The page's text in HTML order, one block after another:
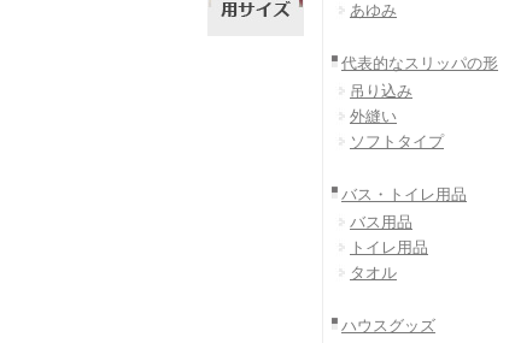
あゆみ
代表的なスリッパの形
吊り込み
外縫い
ソフトタイプ
バス・トイレ用品
バス用品
トイレ用品
タオル
ハウスグッズ